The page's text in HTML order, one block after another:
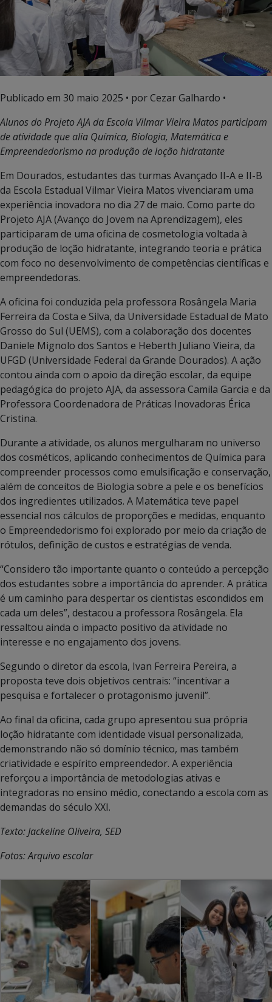
Publicado em 30 maio 2025 • por Cezar Galhardo •
Alunos do Projeto AJA da Escola Vilmar Vieira Matos participam
de atividade que alia Química, Biologia, Matemática e
Empreendedorismo na produção de loção hidratante
Em Dourados, estudantes das turmas Avançado II-A e II-B
da Escola Estadual Vilmar Vieira Matos vivenciaram uma
experiência inovadora no dia 27 de maio. Como parte do
Projeto AJA (Avanço do Jovem na Aprendizagem), eles
participaram de uma oficina de cosmetologia voltada à
produção de loção hidratante, integrando teoria e prática
com foco no desenvolvimento de competências científicas e
empreendedoras.
A oficina foi conduzida pela professora Rosângela Maria
Ferreira da Costa e Silva, da Universidade Estadual de Mato
Grosso do Sul (UEMS), com a colaboração dos docentes
Daniele Mignolo dos Santos e Heberth Juliano Vieira, da
UFGD (Universidade Federal da Grande Dourados). A ação
contou ainda com o apoio da direção escolar, da equipe
pedagógica do projeto AJA, da assessora Camila Garcia e da
Professora Coordenadora de Práticas Inovadoras Érica
Cristina.
Durante a atividade, os alunos mergulharam no universo
dos cosméticos, aplicando conhecimentos de Química para
compreender processos como emulsificação e conservação,
além de conceitos de Biologia sobre a pele e os benefícios
dos ingredientes utilizados. A Matemática teve papel
essencial nos cálculos de proporções e medidas, enquanto
o Empreendedorismo foi explorado por meio da criação de
rótulos, definição de custos e estratégias de venda.
“Considero tão importante quanto o conteúdo a percepção
dos estudantes sobre a importância do aprender. A prática
é um caminho para despertar os cientistas escondidos em
cada um deles”, destacou a professora Rosângela. Ela
ressaltou ainda o impacto positivo da atividade no
interesse e no engajamento dos jovens.
Segundo o diretor da escola, Ivan Ferreira Pereira, a
proposta teve dois objetivos centrais: “incentivar a
pesquisa e fortalecer o protagonismo juvenil”.
Ao final da oficina, cada grupo apresentou sua própria
loção hidratante com identidade visual personalizada,
demonstrando não só domínio técnico, mas também
criatividade e espírito empreendedor. A experiência
reforçou a importância de metodologias ativas e
integradoras no ensino médio, conectando a escola com as
demandas do século XXI.
Texto: Jackeline Oliveira, SED
Fotos: Arquivo escolar